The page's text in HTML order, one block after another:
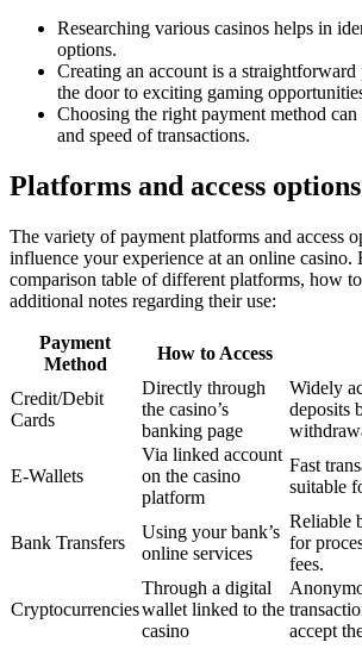
Researching various casinos helps in
options.
Creating an account is a straightforward
the door to exciting gaming
Choosing the right payment method can
and speed of transactions.
Platforms and access options
The variety of payment platforms and access
influence your experience at an online casino.
comparison table of different platforms, how to
additional notes regarding their use:
Payment
Method
How to Access
Credit/Debit
Cards
Directly through
the casino’s
banking page
Widely
deposits
E-Wallets
Via linked account
on the casino
platform
Fast
suitable
Bank Transfers
Using your bank’s
online services
Reliable
for
fees.
Cryptocurrencies
Through a digital
wallet linked to the
casino
accept